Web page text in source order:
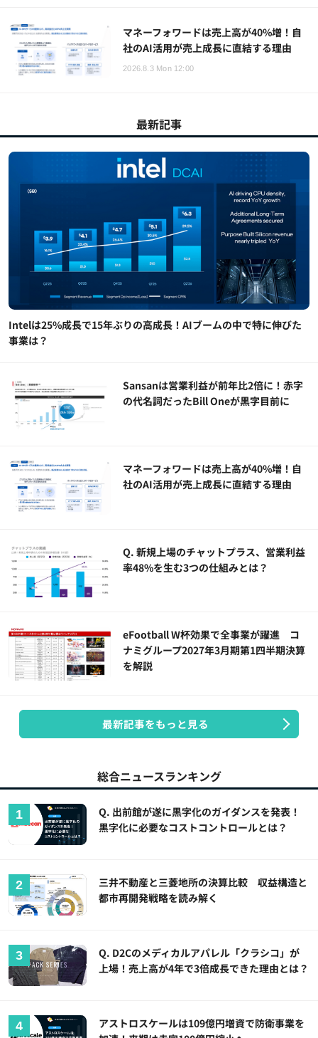
マネーフォワードは売上高が40%増！自
社のAI活用が売上成長に直結する理由
2026.8.3 Mon 12:00
最新記事
Intelは25%成長で15年ぶりの高成長！AIブームの中で特に伸びた
事業は？
Sansanは営業利益が前年比2倍に！赤字
の代名詞だったBill Oneが黒字目前に
マネーフォワードは売上高が40%増！自
社のAI活用が売上成長に直結する理由
Q. 新規上場のチャットプラス、営業利益
率48%を生む3つの仕組みとは？
eFootball W杯効果で全事業が躍進 コ
ナミグループ2027年3月期第1四半期決算
を解説
最新記事をもっと見る
総合ニュースランキング
Q. 出前館が遂に黒字化のガイダンスを発表！
黒字化に必要なコストコントロールとは？
三井不動産と三菱地所の決算比較 収益構造と
都市再開発戦略を読み解く
Q. D2Cのメディカルアパレル「クラシコ」が
上場！売上高が4年で3倍成長できた理由とは？
アストロスケールは109億円増資で防衛事業を